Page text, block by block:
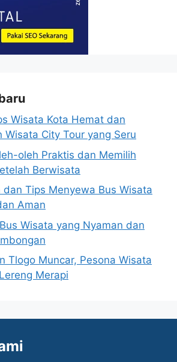
Wisata Kota Hemat dan
Wisata City Tour yang Seru
oleh Praktis dan Memilih
Berwisata
dan Tips Menyewa Bus Wisata
Aman
Wisata yang Nyaman dan
Tlogo Muncar, Pesona Wisata
Merapi